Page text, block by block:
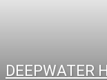
DEEPWATER